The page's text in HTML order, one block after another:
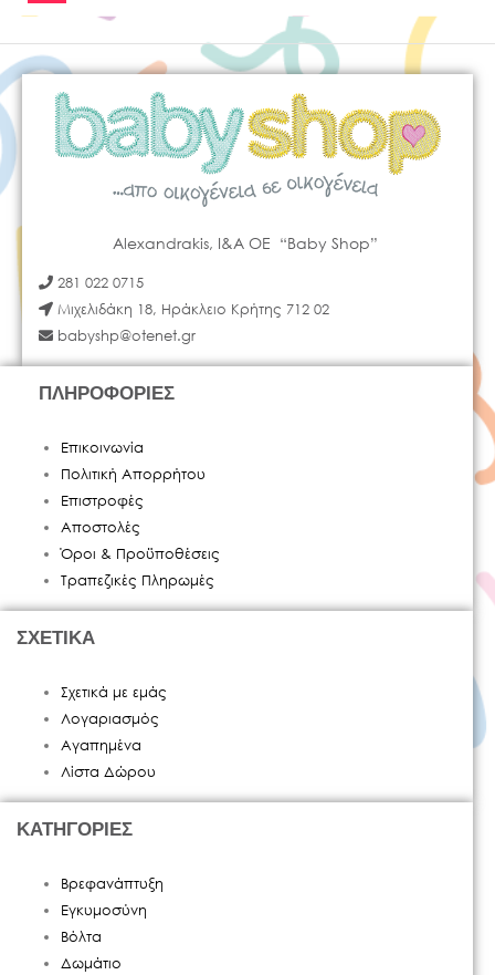
Alexandrakis, I&A OE “Baby Shop”
281 022 0715
Μιχελιδάκη 18, Ηράκλειο Κρήτης 712 02
babyshp@otenet.gr
ΠΛΗΡΟΦΟΡΙΕΣ
Επικοινωνία
Πολιτική Απορρήτου
Επιστροφές
Αποστολές
Όροι & Προϋποθέσεις
Τραπεζικές Πληρωμές
ΣΧΕΤΙΚΑ
Σχετικά με εμάς
Λογαριασμός
Αγαπημένα
Λίστα Δώρου
ΚΑΤΗΓΟΡΙΕΣ
Βρεφανάπτυξη
Εγκυμοσύνη
Βόλτα
Δωμάτιο